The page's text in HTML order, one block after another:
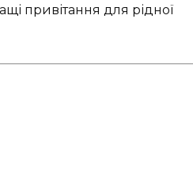
привітання для рідної